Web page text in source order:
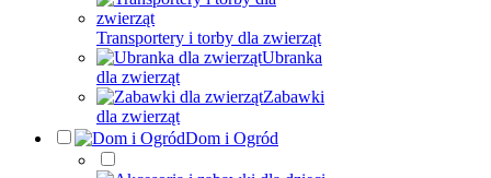
Transportery i torby dla zwierząt
Ubranka
dla zwierząt
Zabawki
dla zwierząt
Dom i Ogród